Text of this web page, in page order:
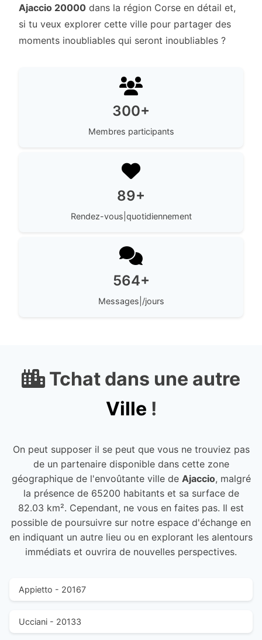
Ajaccio 20000 dans la région Corse en détail et,
si tu veux explorer cette ville pour partager des
moments inoubliables qui seront inoubliables ?
300+
Membres participants
89+
Rendez-vous|quotidiennement
564+
Messages|/jours
Tchat dans une autre
Ville !
On peut supposer il se peut que vous ne trouviez pas
de un partenaire disponible dans cette zone
géographique de l'envoûtante ville de Ajaccio, malgré
la présence de 65200 habitants et sa surface de
82.03 km². Cependant, ne vous en faites pas. Il est
possible de poursuivre sur notre espace d'échange en
en indiquant un autre lieu ou en explorant les alentours
immédiats et ouvrira de nouvelles perspectives.
Appietto - 20167
Ucciani - 20133